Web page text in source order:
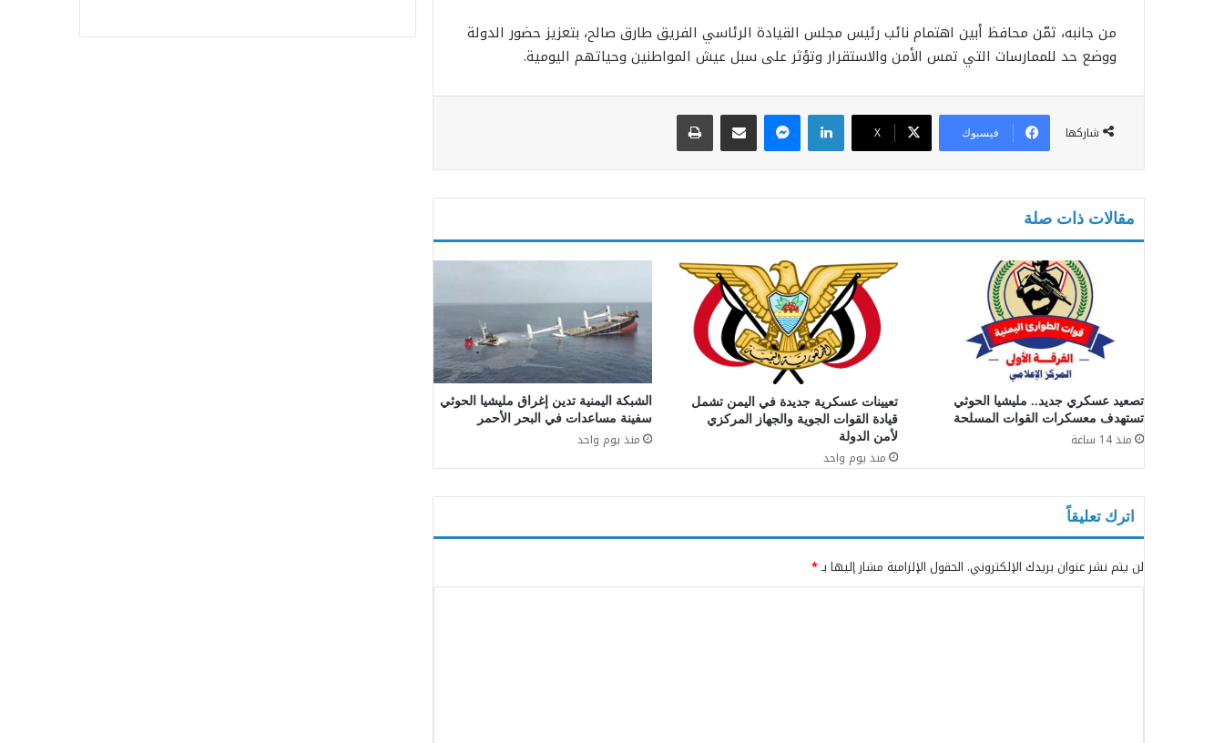
من جانبه، ثمّن محافظ أبين اهتمام نائب رئيس مجلس القيادة الرئاسي الفريق طارق صالح، بتعزيز حضور الدولة
ووضع حد للممارسات التي تمس الأمن والاستقرار وتؤثر على سبل عيش المواطنين وحياتهم اليومية.
شاركها فيسبوك X
لينكدإن ماسنجر مشاركة عبر البريد طباعة
مقالات ذات صلة
تصعيد عسكري جديد.. مليشيا الحوثي
تستهدف معسكرات القوات المسلحة
منذ 14 ساعة
تعيينات عسكرية جديدة في اليمن تشمل
قيادة القوات الجوية والجهاز المركزي
لأمن الدولة
منذ يوم واحد
الشبكة اليمنية تدين إغراق مليشيا الحوثي
سفينة مساعدات في البحر الأحمر
منذ يوم واحد
اترك تعليقاً
لن يتم نشر عنوان بريدك الإلكتروني. الحقول الإلزامية مشار إليها بـ*